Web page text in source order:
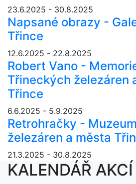
23.6.2025 - 30.8.2025
Napsané obrazy -
Třince
12.6.2025 - 22.8.2025
Robert Vano -
Třineckých železáren
Třince
6.6.2025 - 5.9.2025
Retrohračky -
železáren a města
21.3.2025 - 30.8.2025
KALENDÁŘ AKCÍ